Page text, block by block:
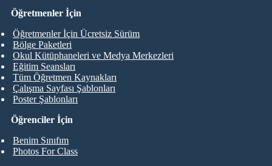
Öğrenciler İçin
Benim Sınıfım
Photos For Class
Öğretmenler İçin
Öğretmenler İçin Ücretsiz Sürüm
Bölge Paketleri
Okul Kütüphaneleri ve Medya Merkezleri
Eğitim Seansları
Tüm Öğretmen Kaynakları
Çalışma Sayfası Şablonları
Poster Şablonları